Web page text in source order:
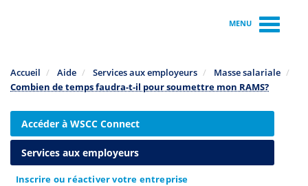
MENU
Accueil Aide Services aux employeurs
Masse salariale
Combien de temps faudra-t-il pour soumettre mon RAMS?
Accéder à WSCC Connect
Services aux employeurs
Inscrire ou réactiver votre entreprise